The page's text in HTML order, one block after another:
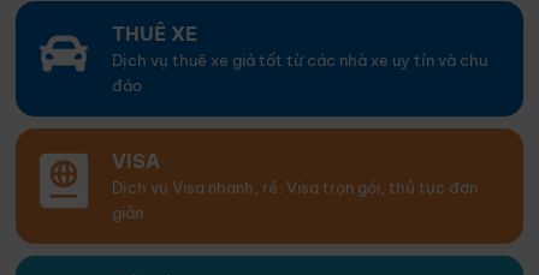
THUÊ XE
Dịch vụ thuê xe giá tốt từ các nhà xe uy tín và chu
đáo
VISA
Dịch vụ Visa nhanh, rẻ. Visa trọn gói, thủ tục đơn
giản